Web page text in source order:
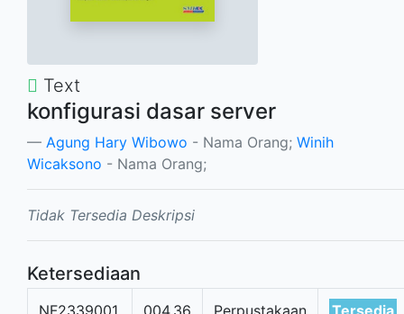
Text
konfigurasi dasar server
Agung Hary Wibowo - Nama Orang; Winih
Wicaksono - Nama Orang;
Tidak Tersedia Deskripsi
Ketersediaan